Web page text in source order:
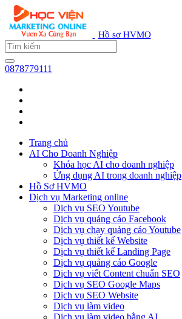
Hồ sơ HVMO
0878779111
Trang chủ
AI Cho Doanh Nghiệp
Khóa học AI cho doanh nghiệp
Ứng dụng AI trong doanh nghiệp
Hồ Sơ HVMO
Dịch vụ Marketing online
Dịch vụ SEO Youtube
Dịch vụ quảng cáo Facebook
Dịch vụ chạy quảng cáo Youtube
Dịch vụ thiết kế Website
Dịch vụ thiết kế Landing Page
Dịch vụ quảng cáo Google
Dịch vụ viết Content chuẩn SEO
Dịch vụ SEO Google Maps
Dịch vụ SEO Website
Dịch vụ làm video
Dịch vụ làm video bằng AI